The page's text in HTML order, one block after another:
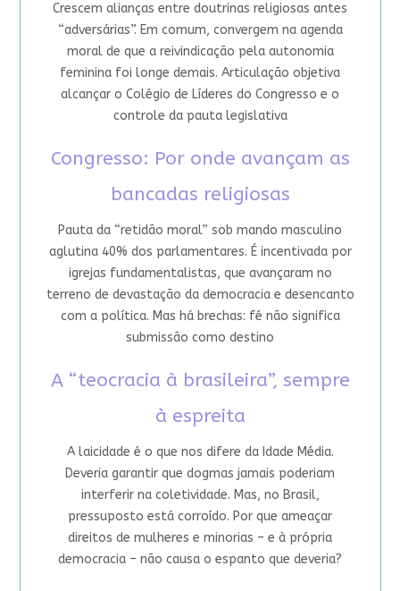
Crescem alianças entre doutrinas religiosas antes
“adversárias”. Em comum, convergem na agenda
moral de que a reivindicação pela autonomia
feminina foi longe demais. Articulação objetiva
alcançar o Colégio de Líderes do Congresso e o
controle da pauta legislativa
Congresso: Por onde avançam as
bancadas religiosas
Pauta da “retidão moral” sob mando masculino
aglutina 40% dos parlamentares. É incentivada por
igrejas fundamentalistas, que avançaram no
terreno de devastação da democracia e desencanto
com a política. Mas há brechas: fé não significa
submissão como destino
A “teocracia à brasileira”, sempre
à espreita
A laicidade é o que nos difere da Idade Média.
Deveria garantir que dogmas jamais poderiam
interferir na coletividade. Mas, no Brasil,
pressuposto está corroído. Por que ameaçar
direitos de mulheres e minorias – e à própria
democracia – não causa o espanto que deveria?